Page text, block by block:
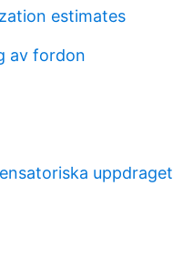
estimates
av fordon
uppdraget